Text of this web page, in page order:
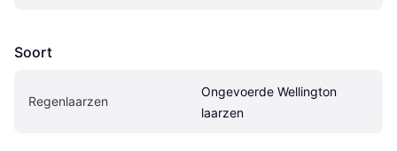
Soort
Regenlaarzen
Ongevoerde Wellington
laarzen